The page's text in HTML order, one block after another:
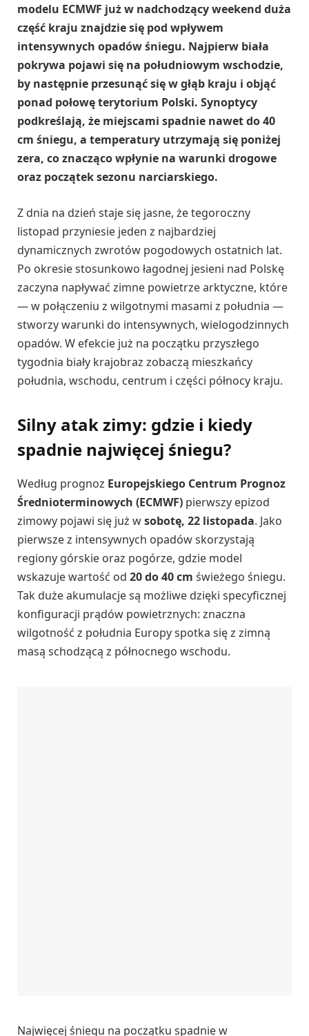
modelu ECMWF już w nadchodzący weekend duża
część kraju znajdzie się pod wpływem
intensywnych opadów śniegu. Najpierw biała
pokrywa pojawi się na południowym wschodzie,
by następnie przesunąć się w głąb kraju i objąć
ponad połowę terytorium Polski. Synoptycy
podkreślają, że miejscami spadnie nawet do 40
cm śniegu, a temperatury utrzymają się poniżej
zera, co znacząco wpłynie na warunki drogowe
oraz początek sezonu narciarskiego.
Z dnia na dzień staje się jasne, że tegoroczny
listopad przyniesie jeden z najbardziej
dynamicznych zwrotów pogodowych ostatnich lat.
Po okresie stosunkowo łagodnej jesieni nad Polskę
zaczyna napływać zimne powietrze arktyczne, które
— w połączeniu z wilgotnymi masami z południa —
stworzy warunki do intensywnych, wielogodzinnych
opadów. W efekcie już na początku przyszłego
tygodnia biały krajobraz zobaczą mieszkańcy
południa, wschodu, centrum i części północy kraju.
Silny atak zimy: gdzie i kiedy
spadnie najwięcej śniegu?
Według prognoz Europejskiego Centrum Prognoz
Średnioterminowych (ECMWF) pierwszy epizod
zimowy pojawi się już wsobotę, 22 listopada. Jako
pierwsze z intensywnych opadów skorzystają
regiony górskie oraz pogórze, gdzie model
wskazuje wartość od 20 do 40 cm świeżego śniegu.
Tak duże akumulacje są możliwe dzięki specyficznej
konfiguracji prądów powietrznych: znaczna
wilgotność z południa Europy spotka się z zimną
masą schodzącą z północnego wschodu.
Najwięcej śniegu na początku spadnie w